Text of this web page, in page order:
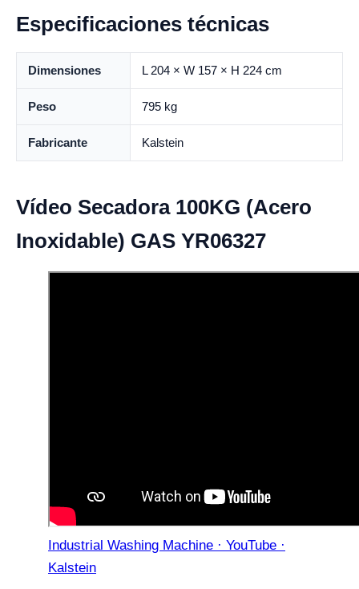
Especificaciones técnicas
Dimensiones L 204 × W 157 × H 224 cm
Peso 795 kg
Fabricante Kalstein
Vídeo Secadora 100KG (Acero
Inoxidable) GAS YR06327
Industrial Washing Machine · YouTube ·
Kalstein